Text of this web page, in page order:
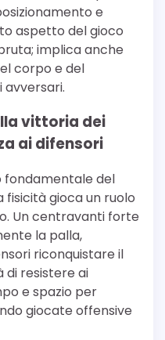
e
aspetto del gioco
implica anche
corpo e del
vittoria dei
ai difensori
fondamentale del
fisicità gioca un ruolo
Un centravanti forte
la palla,
riconquistare il
di resistere ai
e spazio per
giocate offensive